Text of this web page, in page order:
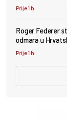
Prije 1 h
Roger Federer
odmara u
Prije 1 h